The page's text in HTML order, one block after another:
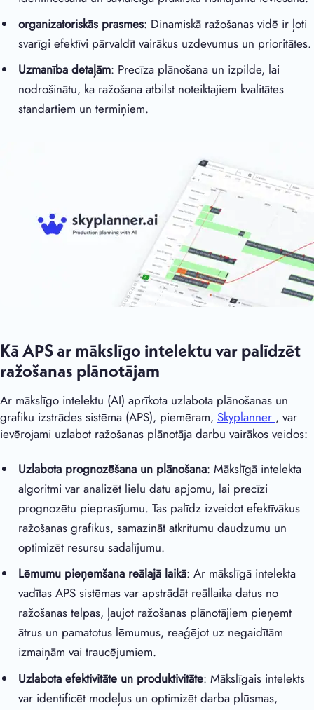
organizatoriskās prasmes: Dinamiskā ražošanas vidē ir ļoti
svarīgi efektīvi pārvaldīt vairākus uzdevumus un prioritātes.
Uzmanība detaļām: Precīza plānošana un izpilde, lai
nodrošinātu, ka ražošana atbilst noteiktajiem kvalitātes
standartiem un termiņiem.
Kā APS ar mākslīgo intelektu var palīdzēt
ražošanas plānotājam
Ar mākslīgo intelektu (AI) aprīkota uzlabota plānošanas un
grafiku izstrādes sistēma (APS), piemēram, Skyplanner , var
ievērojami uzlabot ražošanas plānotāja darbu vairākos veidos:
Uzlabota prognozēšana un plānošana: Mākslīgā intelekta
algoritmi var analizēt lielu datu apjomu, lai precīzi
prognozētu pieprasījumu. Tas palīdz izveidot efektīvākus
ražošanas grafikus, samazināt atkritumu daudzumu un
optimizēt resursu sadalījumu.
Lēmumu pieņemšana reālajā laikā: Ar mākslīgā intelekta
vadītas APS sistēmas var apstrādāt reāllaika datus no
ražošanas telpas, ļaujot ražošanas plānotājiem pieņemt
ātrus un pamatotus lēmumus, reaģējot uz negaidītām
izmaiņām vai traucējumiem.
Uzlabota efektivitāte un produktivitāte: Mākslīgais intelekts
var identificēt modeļus un optimizēt darba plūsmas,